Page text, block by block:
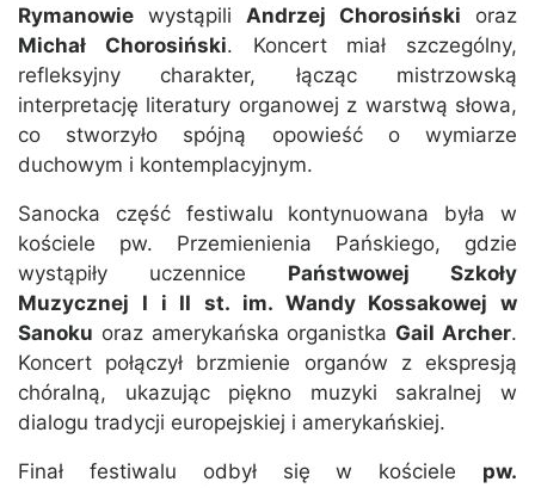
Rymanowie wystąpili Andrzej Chorosiński oraz
Michał Chorosiński. Koncert miał szczególny,
refleksyjny charakter, łącząc mistrzowską
interpretację literatury organowej z warstwą słowa,
co stworzyło spójną opowieść o wymiarze
duchowym i kontemplacyjnym.
Sanocka część festiwalu kontynuowana była w
kościele pw. Przemienienia Pańskiego, gdzie
wystąpiły uczennice Państwowej Szkoły
Muzycznej I i II st. im. Wandy Kossakowej w
Sanoku oraz amerykańska organistka Gail Archer.
Koncert połączył brzmienie organów z ekspresją
chóralną, ukazując piękno muzyki sakralnej w
dialogu tradycji europejskiej i amerykańskiej.
Finał festiwalu odbył się w kościele pw.